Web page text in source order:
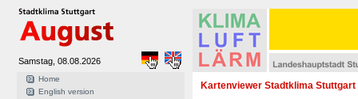
Samstag, 08.08.2026
Home
English version
Kartenviewer Stadtklima Stuttgart